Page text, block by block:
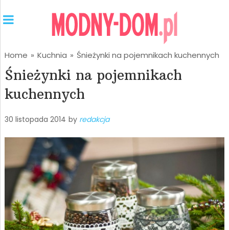
Home » Kuchnia » Śnieżynki na pojemnikach kuchennych
Śnieżynki na pojemnikach
kuchennych
30 listopada 2014 by redakcja